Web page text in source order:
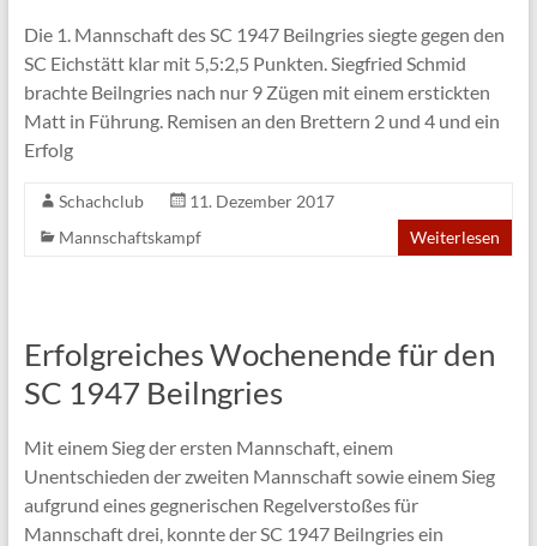
Die 1. Mannschaft des SC 1947 Beilngries siegte gegen den
SC Eichstätt klar mit 5,5:2,5 Punkten. Siegfried Schmid
brachte Beilngries nach nur 9 Zügen mit einem erstickten
Matt in Führung. Remisen an den Brettern 2 und 4 und ein
Erfolg
Schachclub
11. Dezember 2017
Mannschaftskampf
Weiterlesen
Erfolgreiches Wochenende für den
SC 1947 Beilngries
Mit einem Sieg der ersten Mannschaft, einem
Unentschieden der zweiten Mannschaft sowie einem Sieg
aufgrund eines gegnerischen Regelverstoßes für
Mannschaft drei, konnte der SC 1947 Beilngries ein